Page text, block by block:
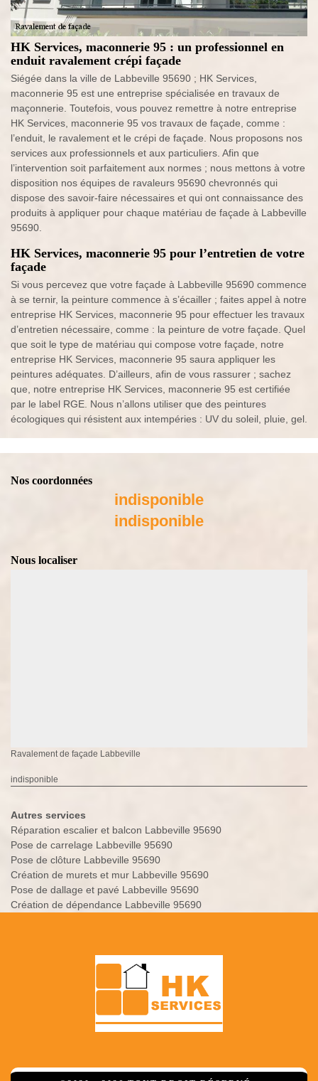
HK Services, maconnerie 95 : un professionnel en
enduit ravalement crépi façade
Siégée dans la ville de Labbeville 95690 ; HK Services,
maconnerie 95 est une entreprise spécialisée en travaux de
maçonnerie. Toutefois, vous pouvez remettre à notre entreprise
HK Services, maconnerie 95 vos travaux de façade, comme :
l’enduit, le ravalement et le crépi de façade. Nous proposons nos
services aux professionnels et aux particuliers. Afin que
l’intervention soit parfaitement aux normes ; nous mettons à votre
disposition nos équipes de ravaleurs 95690 chevronnés qui
dispose des savoir-faire nécessaires et qui ont connaissance des
produits à appliquer pour chaque matériau de façade à Labbeville
95690.
HK Services, maconnerie 95 pour l’entretien de votre
façade
Si vous percevez que votre façade à Labbeville 95690 commence
à se ternir, la peinture commence à s’écailler ; faites appel à notre
entreprise HK Services, maconnerie 95 pour effectuer les travaux
d’entretien nécessaire, comme : la peinture de votre façade. Quel
que soit le type de matériau qui compose votre façade, notre
entreprise HK Services, maconnerie 95 saura appliquer les
peintures adéquates. D’ailleurs, afin de vous rassurer ; sachez
que, notre entreprise HK Services, maconnerie 95 est certifiée
par le label RGE. Nous n’allons utiliser que des peintures
écologiques qui résistent aux intempéries : UV du soleil, pluie, gel.
Nos coordonnées
indisponible
indisponible
Nous localiser
Ravalement de façade Labbeville
indisponible
Autres services
Réparation escalier et balcon Labbeville 95690
Pose de carrelage Labbeville 95690
Pose de clôture Labbeville 95690
Création de murets et mur Labbeville 95690
Pose de dallage et pavé Labbeville 95690
Création de dépendance Labbeville 95690